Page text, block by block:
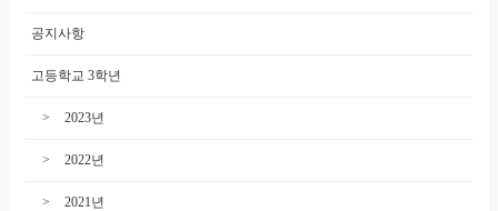
공지사항
고등학교 3학년
2023년
2022년
2021년